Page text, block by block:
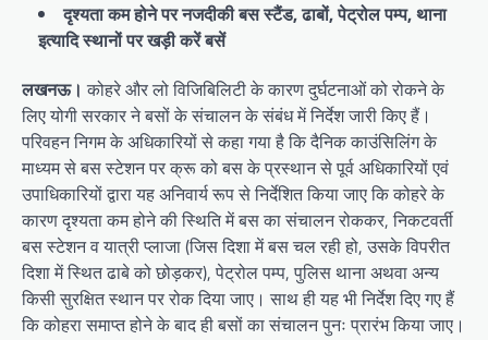
दृश्यता कम होने पर नजदीकी बस स्टैंड, ढाबों, पेट्रोल पम्प, थाना
इत्यादि स्थानों पर खड़ी करें बसें
लखनऊ। कोहरे और लो विजिबिलिटी के कारण दुर्घटनाओं को रोकने के
लिए योगी सरकार ने बसों के संचालन के संबंध में निर्देश जारी किए हैं।
परिवहन निगम के अधिकारियों से कहा गया है कि दैनिक काउंसिलिंग के
माध्यम से बस स्टेशन पर क्रू को बस के प्रस्थान से पूर्व अधिकारियों एवं
उपाधिकारियों द्वारा यह अनिवार्य रूप से निर्देशित किया जाए कि कोहरे के
कारण दृश्यता कम होने की स्थिति में बस का संचालन रोककर, निकटवर्ती
बस स्टेशन व यात्री प्लाजा (जिस दिशा में बस चल रही हो, उसके विपरीत
दिशा में स्थित ढाबे को छोड़कर), पेट्रोल पम्प, पुलिस थाना अथवा अन्य
किसी सुरक्षित स्थान पर रोक दिया जाए। साथ ही यह भी निर्देश दिए गए हैं
कि कोहरा समाप्त होने के बाद ही बसों का संचालन पुनः प्रारंभ किया जाए।